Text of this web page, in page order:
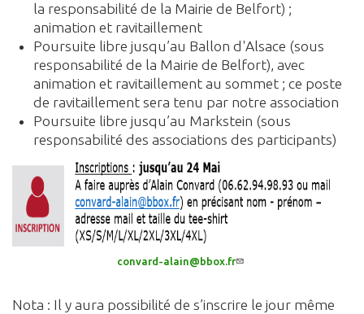
la responsabilité de la Mairie de Belfort) ;
animation et ravitaillement
Poursuite libre jusqu’au Ballon d'Alsace (sous
responsabilité de la Mairie de Belfort), avec
animation et ravitaillement au sommet ; ce poste
de ravitaillement sera tenu par notre association
Poursuite libre jusqu’au Markstein (sous
responsabilité des associations des participants)
convard-alain@bbox.fr
Nota : Il y aura possibilité de s’inscrire le jour même